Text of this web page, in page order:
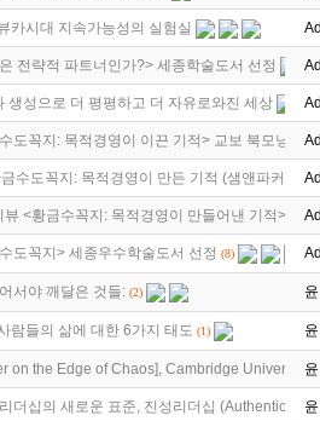
카시대 지속가능성의 실험실
전략적 파트너인가?> 세종학술도서 선정
생성으로 더 평평하고 더 자유로와진 세상
도꼭지: 목적경영이 이끈 기적> 교보 북모닝
수도꼭지: 목적경영이 만든 기적 (샘앤파커스 …
뷰 <황금수꼭지: 목적경영이 만들어낸 기적>
도꼭지> 세종우수학술도서 선정 (8)
서야 깨달은 것들: (2)
람들의 삶에 대한 6가지 태도 (1)
on the Edge of Chaos], Cambridge University
더십의 새로운 표준, 진성리더십 (Authentic